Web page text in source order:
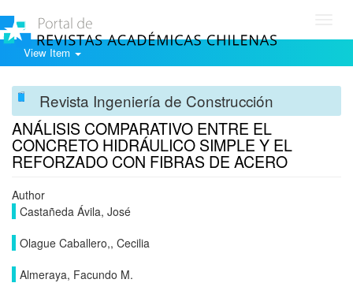
View Item
Revista Ingeniería de Construcción
ANÁLISIS COMPARATIVO ENTRE EL
CONCRETO HIDRÁULICO SIMPLE Y EL
REFORZADO CON FIBRAS DE ACERO
Author
Castañeda Ávila, José
Olague Caballero,, Cecilia
Almeraya, Facundo M.